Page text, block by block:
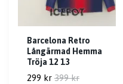
Barcelona Retro
Långärmad Hemma
Tröja 12 13
299 kr 399 kr